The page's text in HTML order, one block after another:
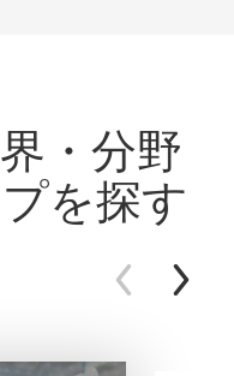
・分野
を探す